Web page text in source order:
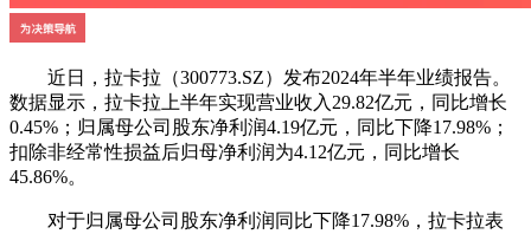
近日，拉卡拉（300773.SZ）发布2024年半年业绩报告。
数据显示，拉卡拉上半年实现营业收入29.82亿元，同比增长
0.45%；归属母公司股东净利润4.19亿元，同比下降17.98%；
扣除非经常性损益后归母净利润为4.12亿元，同比增长
45.86%。
对于归属母公司股东净利润同比下降17.98%，拉卡拉表